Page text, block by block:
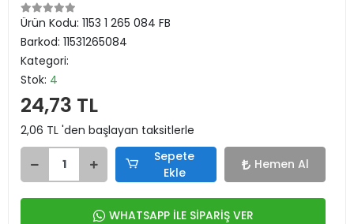
Ürün Kodu: 1153 1 265 084 FB
Barkod: 11531265084
Kategori:
Stok: 4
24,73 TL
2,06 TL 'den başlayan taksitlerle
Sepete
Ekle
Hemen Al
WHATSAPP İLE SİPARİŞ VER